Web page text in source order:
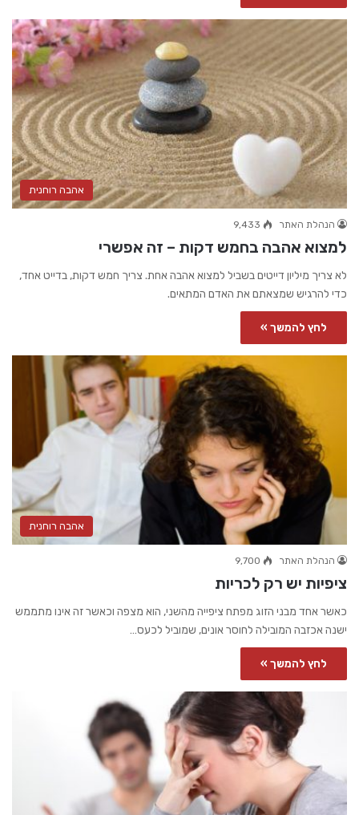
אהבה רוחנית
הנהלת האתר 9,433
למצוא אהבה בחמש דקות – זה אפשרי
לא צריך מיליון דייטים בשביל למצוא אהבה אחת. צריך חמש דקות, בדייט אחד,
כדי להרגיש שמצאתם את האדם המתאים.
לחץ להמשך »
אהבה רוחנית
הנהלת האתר 9,700
ציפיות יש רק לכריות
כאשר אחד מבני הזוג מפתח ציפייה מהשני, הוא מצפה וכאשר זה אינו מתממש
ישנה אכזבה המובילה לחוסר אונים, שמוביל לכעס…
לחץ להמשך »